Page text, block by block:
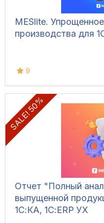
MESlite.
производства для
9
SALE! 50%
Отчет "Полный
выпущенной
1С:КА, 1С:ERP УХ